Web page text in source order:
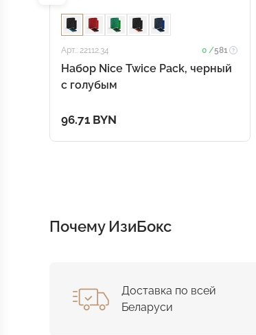
Арт.: 22112.34 0 /581
Набор Nice Twice Pack, черный
с голубым
96.71 BYN
Почему ИзиБокс
Доставка по всей
Беларуси